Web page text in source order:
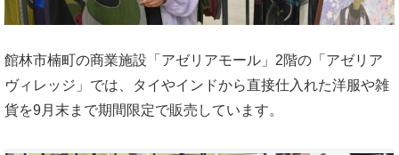
館林市楠町の商業施設「アゼリアモール」2階の「アゼリア
ヴィレッジ」では、タイやインドから直接仕入れた洋服や雑
貨を9月末まで期間限定で販売しています。